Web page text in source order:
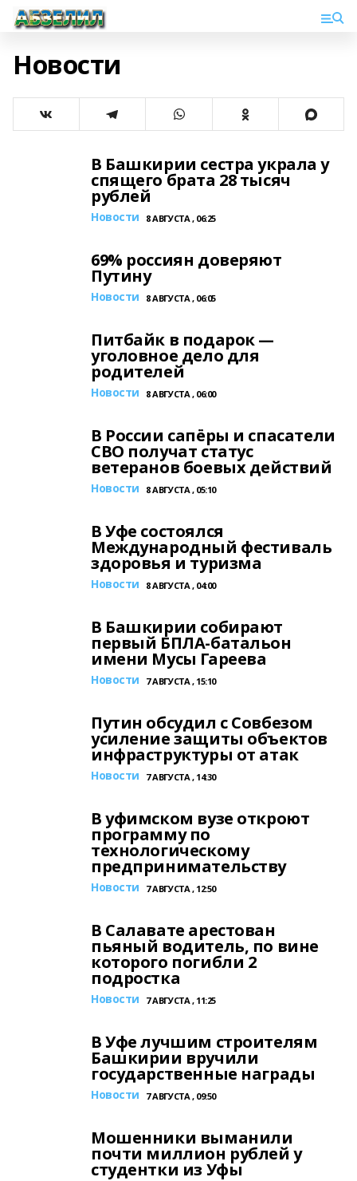
Новости
В Башкирии сестра украла у
спящего брата 28 тысяч
рублей
Новости 8 АВГУСТА , 06:25
69% россиян доверяют
Путину
Новости 8 АВГУСТА , 06:05
Питбайк в подарок —
уголовное дело для
родителей
Новости 8 АВГУСТА , 06:00
В России сапёры и спасатели
СВО получат статус
ветеранов боевых действий
Новости 8 АВГУСТА , 05:10
В Уфе состоялся
Международный фестиваль
здоровья и туризма
Новости 8 АВГУСТА , 04:00
В Башкирии собирают
первый БПЛА-батальон
имени Мусы Гареева
Новости 7 АВГУСТА , 15:10
Путин обсудил с Совбезом
усиление защиты объектов
инфраструктуры от атак
Новости 7 АВГУСТА , 14:30
В уфимском вузе откроют
программу по
технологическому
предпринимательству
Новости 7 АВГУСТА , 12:50
В Салавате арестован
пьяный водитель, по вине
которого погибли 2
подростка
Новости 7 АВГУСТА , 11:25
В Уфе лучшим строителям
Башкирии вручили
государственные награды
Новости 7 АВГУСТА , 09:50
Мошенники выманили
почти миллион рублей у
студентки из Уфы